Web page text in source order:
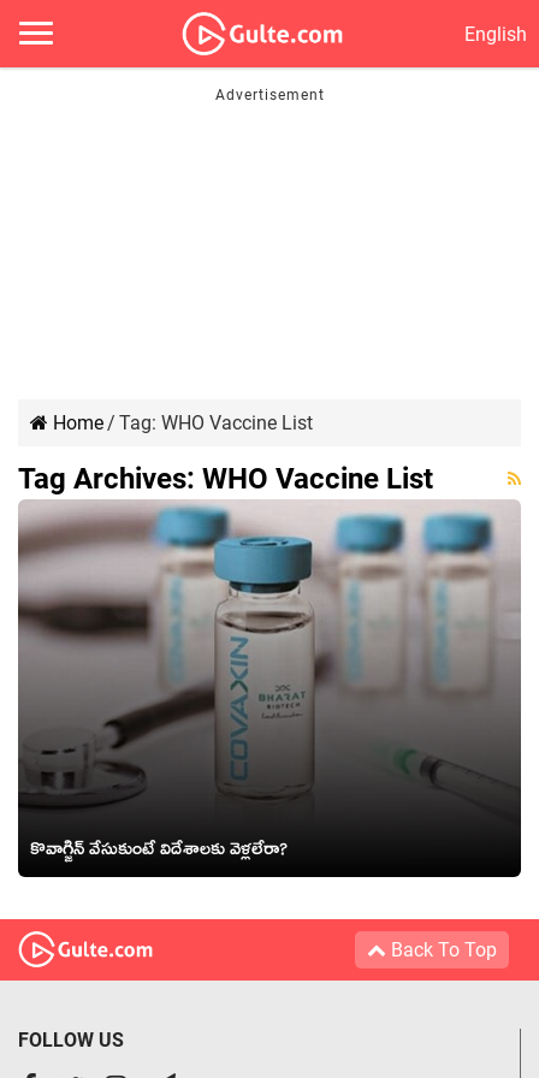
English
Home/ Tag: WHO Vaccine List
Tag Archives: WHO Vaccine List
కొవాగ్జిన్ వేసుకుంటే విదేశాలకు వెళ్లలేరా?
Back To Top
FOLLOW US